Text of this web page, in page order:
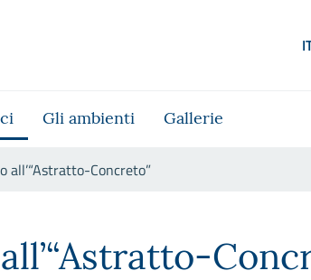
Gli ambienti Gallerie
all’“Astratto-Concreto”